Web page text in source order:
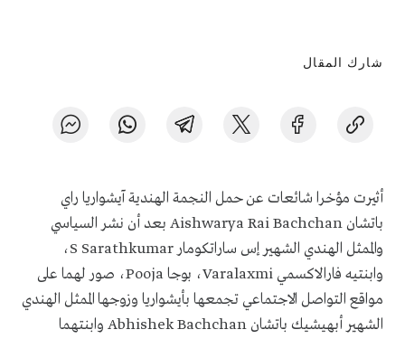
شارك المقال
أثيرت مؤخرا شائعات عن حمل النجمة الهندية آيشواريا راي
باتشانAishwarya Rai Bachchanبعد أن نشر السياسي
والممثل الهندي الشهير إس ساراتكومارS Sarathkumar،
وابنتيه فارالاكسميVaralaxmi، بوجاPooja، صور لهما على
مواقع التواصل الاجتماعي تجمعها بأيشواريا وزوجها الممثل الهندي
الشهير أبهيشيك باتشانAbhishek Bachchanوابنتهما